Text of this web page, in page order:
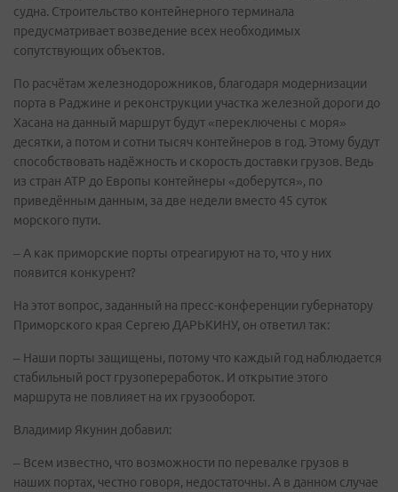
судна. Строительство контейнерного терминала
предусматривает возведение всех необходимых
сопутствующих объектов.
По расчётам железнодорожников, благодаря модернизации
порта в Раджине и реконструкции участка железной дороги до
Хасана на данный маршрут будут «переключены с моря»
десятки, а потом и сотни тысяч контейнеров в год. Этому будут
способствовать надёжность и скорость доставки грузов. Ведь
из стран АТР до Европы контейнеры «доберутся», по
приведённым данным, за две недели вместо 45 суток
морского пути.
– А как приморские порты отреагируют на то, что у них
появится конкурент?
На этот вопрос, заданный на пресс-конференции губернатору
Приморского края Сергею ДАРЬКИНУ, он ответил так:
– Наши порты защищены, потому что каждый год наблюдается
стабильный рост грузопереработок. И открытие этого
маршрута не повлияет на их грузооборот.
Владимир Якунин добавил:
– Всем известно, что возможности по перевалке грузов в
наших портах, честно говоря, недостаточны. А в данном случае